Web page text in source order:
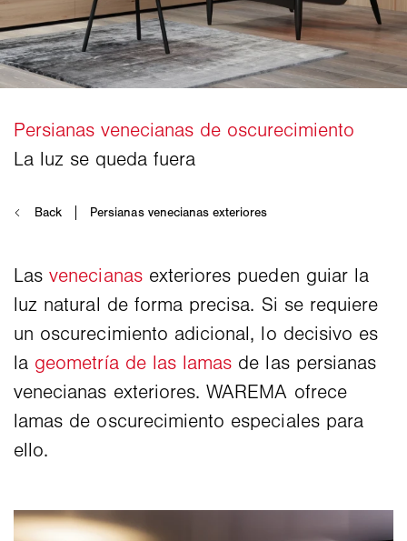
Lasvenecianasexteriores pueden guiar la
luz natural de forma precisa. Si se requiere
un oscurecimiento adicional, lo decisivo es
la geometría de las lamas de las persianas
venecianas exteriores. WAREMA ofrece
lamas de oscurecimiento especiales para
ello.